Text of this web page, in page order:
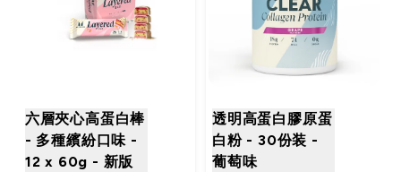
六層夾心高蛋白棒
- 多種繽紛口味 -
12 x 60g - 新版
透明高蛋白膠原蛋
白粉 - 30份装 -
葡萄味